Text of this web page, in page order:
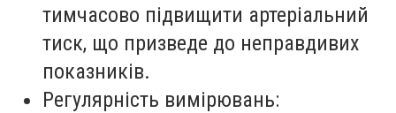
тимчасово підвищити артеріальний
тиск, що призведе до неправдивих
показників.
Регулярність вимірювань: